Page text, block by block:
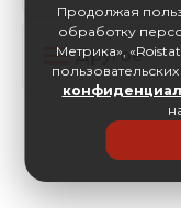
Другое
Продолжая
обработку
Метрика»,